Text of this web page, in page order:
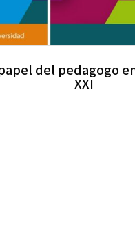
del pedagogo
XXI